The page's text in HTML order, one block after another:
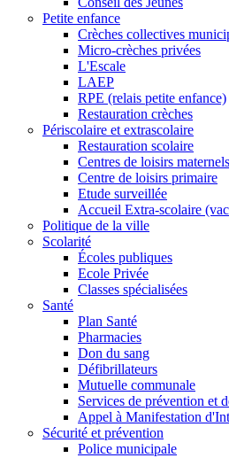
Petite enfance
Crèches collectives
Micro-crèches privées
L'Escale
LAEP
RPE (relais petite enfance)
Restauration crèches
Périscolaire et extrascolaire
Restauration scolaire
Centres de loisirs maternels
Centre de loisirs primaire
Etude surveillée
Accueil Extra-scolaire
Politique de la ville
Scolarité
Écoles publiques
Ecole Privée
Classes spécialisées
Santé
Plan Santé
Pharmacies
Don du sang
Défibrillateurs
Mutuelle communale
Services de prévention et
Appel à Manifestation
Sécurité et prévention
Police municipale